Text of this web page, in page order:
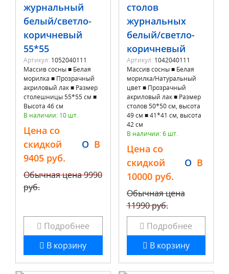
журнальный
белый/светло-
коричневый
55*55
Артикул: 1052040111
Массив сосны ■ Белая
морилка ■ Прозрачный
акриловый лак ■ Размер
столешницы 55*55 см ■
Высота 46 см
В наличии: 10 шт.
Цена со
скидкой
9405 руб.
O B
Обычная цена9990
руб.
Подробнее
В корзину
столов
журнальных
белый/светло-
коричневый
Артикул: 1042040111
Массив сосны ■ Белая
морилка/Натуральный
цвет ■ Прозрачный
акриловый лак ■ Размер
столов 50*50 см, высота
49 см ■ 41*41 см, высота
42 см
В наличии: 6 шт.
Цена со
скидкой
10000 руб.
O B
Обычная цена
11990 руб.
Подробнее
В корзину